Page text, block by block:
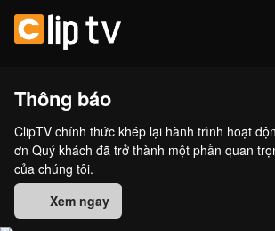
Thông báo
ClipTV chính thức khép lại hành trình hoạt
ơn Quý khách đã trở thành một phần quan
của chúng tôi.
Xem ngay